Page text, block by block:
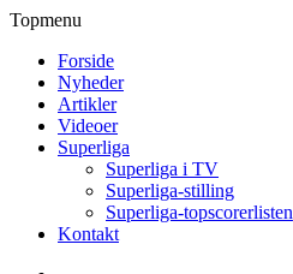
Topmenu
Forside
Nyheder
Artikler
Videoer
Superliga
Superliga i TV
Superliga-stilling
Superliga-topscorerlisten
Kontakt